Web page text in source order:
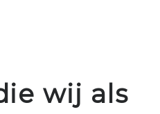
wij als